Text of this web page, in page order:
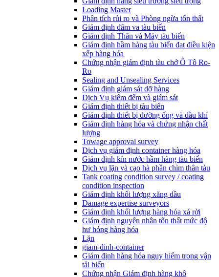
Loading Master
Phân tích rủi ro và Phòng ngừa tổn thất
​Giám định đâm va tàu biển
Giám định Thân và Máy tàu biển
​Giám định hầm hàng tàu biển đạt điều kiện
xếp hàng hóa
Chứng nhận giám định tàu chở Ô Tô Ro-
Ro
Sealing and Unsealing Services
Giám định giám sát dỡ hàng
Dịch Vụ kiểm đếm và giám sát
Giám định thiết bị tàu biển
Giám định thiết bị đường ống và dầu khí
Giám định hàng hóa và chứng nhận chất
lượng
Towage approval survey
Dịch vụ giám định container hàng hóa
Giám định kín nước hầm hàng tàu biển
Dịch vụ lặn và cạo hà phần chìm thân tàu
Tank coating condition survey / coating
condition inspection
Giám định khối lượng xăng dầu
Damage expertise surveyors
Giám định khối lượng hàng hóa xá rời
Giám định nguyên nhân tổn thất mức độ
hư hỏng hàng hóa
Lặn
giam-dinh-container
Giám định hàng hóa nguy hiểm trong vận
tải biển
Chứng nhận Giám định hàng khô